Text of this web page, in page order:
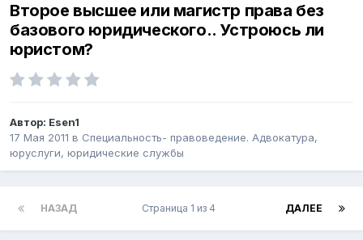
Второе высшее или магистр права без
базового юридического.. Устроюсь ли
юристом?
Автор: Esen1
17 Мая 2011 в Специальность- правоведение. Адвокатура,
юруслуги, юридические службы
НАЗАД ДАЛЕЕ
Страница 1 из 4